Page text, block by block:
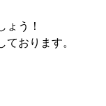
ょう！
おります。